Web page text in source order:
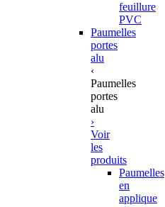
feuillure
PVC
Paumelles
portes
alu
‹
Paumelles
portes
alu
›
Voir
les
produits
Paumelles
en
applique